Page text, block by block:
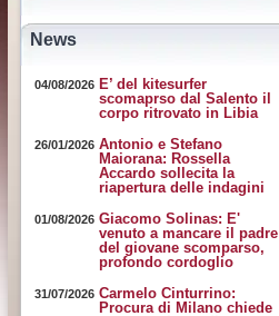
News
04/08/2026 E’ del kitesurfer
scomaprso dal Salento il
corpo ritrovato in Libia
26/01/2026 Antonio e Stefano
Maiorana: Rossella
Accardo sollecita la
riapertura delle indagini
01/08/2026 Giacomo Solinas: E'
venuto a mancare il padre
del giovane scomparso,
profondo cordoglio
31/07/2026 Carmelo Cinturrino:
Procura di Milano chiede